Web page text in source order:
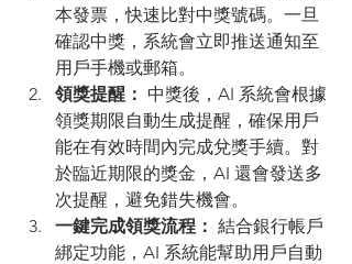
本發票，快速比對中獎號碼。一旦
確認中獎，系統會立即推送通知至
用戶手機或郵箱。
領獎提醒： 中獎後，AI 系統會根據
領獎期限自動生成提醒，確保用戶
能在有效時間內完成兌獎手續。對
於臨近期限的獎金，AI 還會發送多
次提醒，避免錯失機會。
一鍵完成領獎流程： 結合銀行帳戶
綁定功能，AI 系統能幫助用戶自動